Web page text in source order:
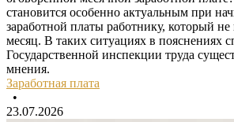
становится особенно актуальным при
заработной платы работнику, который не
месяц. В таких ситуациях в пояснениях
Государственной инспекции труда
мнения.
Заработная плата
•
23.07.2026